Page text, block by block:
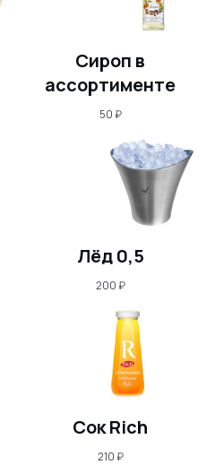
Сироп в
ассортименте
50 ₽
Лёд 0,5
200 ₽
Сок Rich
210 ₽